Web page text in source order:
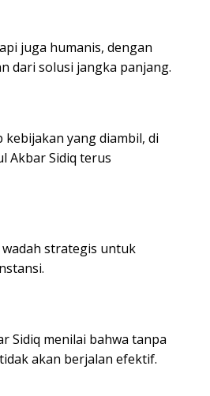
juga humanis, dengan
dari solusi jangka panjang.
yang diambil, di
Akbar Sidiq terus
strategis untuk
Sidiq menilai bahwa tanpa
akan berjalan efektif.